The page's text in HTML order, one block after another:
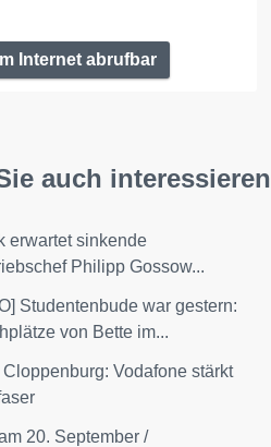
Internet abrufbar
auch interessieren
erwartet sinkende
Philipp Gossow...
Studentenbude war gestern:
von Bette im...
Vodafone stärkt
20. September /